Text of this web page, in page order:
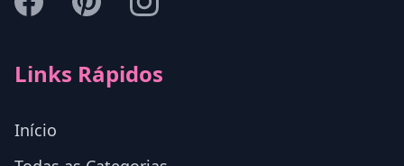
Links Rápidos
Início